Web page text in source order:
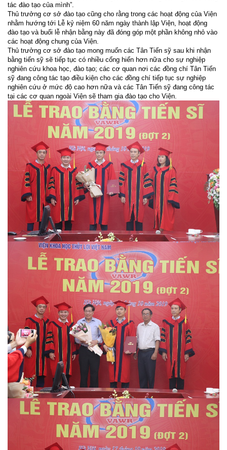
tác đào tạo của mình”.
Thủ trưởng cơ sở đào tạo cũng cho rằng trong các hoạt động của Viện
nhằm hướng tới Lễ kỷ niệm 60 năm ngày thành lập Viện, hoạt động
đào tạo và buổi lễ nhận bằng này đã đóng góp một phần không nhỏ vào
các hoạt động chung của Viện.
Thủ trưởng cơ sở đào tạo mong muốn các Tân Tiến sỹ sau khi nhận
bằng tiến sỹ sẽ tiếp tục có nhiều cống hiến hơn nữa cho sự nghiệp
nghiên cứu khoa học, đào tạo; các cơ quan nơi các đồng chí Tân Tiến
sỹ đang công tác tạo điều kiện cho các đồng chí tiếp tục sự nghiệp
nghiên cứu ở mức độ cao hơn nữa và các Tân Tiến sỹ đang công tác
tại các cơ quan ngoài Viện sẽ tham gia đào tạo cho Viện.